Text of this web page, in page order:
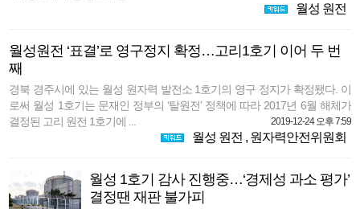
월성 원전
월성원전 ‘표결’로 영구정지 확정…고리1호기 이어 두 번
째
경북 경주시에 있는 월성 원자력 발전소 1호기의 영구 정지가 확정됐다. 이
로써 월성 1호기는 문재인 정부의 ‘탈원전’ 정책에 따라 2017년 6월 해체가
결정된 고리 원전 1호기에 ...
2019-12-24 오후 7:59
월성 원전 , 원자력안전위원회
월성 1호기 감사 진행중…‘경제성 과소 평가’
결정땐 재판 불가피